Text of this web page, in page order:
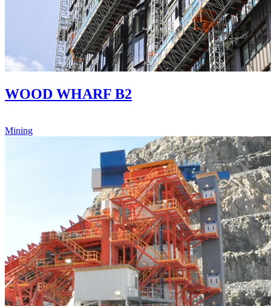
WOOD WHARF B2
Mining